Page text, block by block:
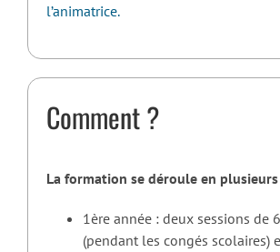
l’animatrice.
Comment ?
La formation se déroule en
1ère année : deux sessions de
(pendant les congés scolaires)